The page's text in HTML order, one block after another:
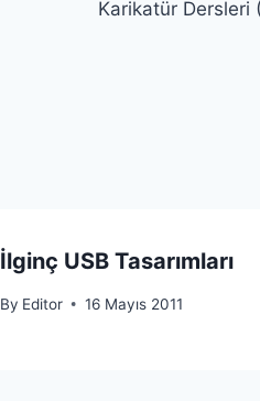
Karikatür Dersleri
İlginç USB Tasarımları
By Editor 16 Mayıs 2011